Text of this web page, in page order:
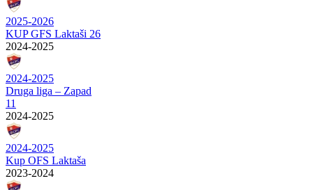
2025-2026
KUP GFS Laktaši 26
2024-2025
2024-2025
Druga liga – Zapad
11
2024-2025
2024-2025
Kup OFS Laktaša
2023-2024